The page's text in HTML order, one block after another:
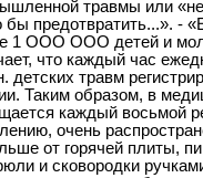
травмы или
предотвратить...». -
1 ООО ООО детей и
что каждый час
детских травм
Таким образом, в
каждый восьмой
очень
от горячей плиты,
и сковородки